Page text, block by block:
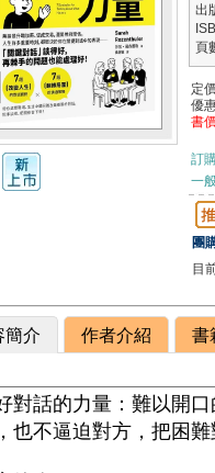
出
頁
定
優
書
訂
一
團
目
簡介 作者介紹 書